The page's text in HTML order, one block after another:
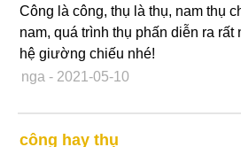
Công là công, thụ là thụ, nam thụ
nam, quá trình thụ phấn diễn ra rất
hệ giường chiếu nhé!
nga - 2021-05-10
công hay thụ